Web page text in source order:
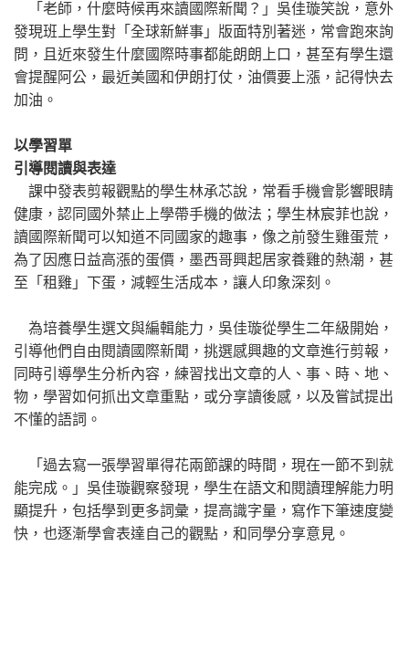
「老師，什麼時候再來讀國際新聞？」吳佳璇笑說，意外
發現班上學生對「全球新鮮事」版面特別著迷，常會跑來詢
問，且近來發生什麼國際時事都能朗朗上口，甚至有學生還
會提醒阿公，最近美國和伊朗打仗，油價要上漲，記得快去
加油。
以學習單
引導閱讀與表達
課中發表剪報觀點的學生林承芯說，常看手機會影響眼睛
健康，認同國外禁止上學帶手機的做法；學生林宸菲也說，
讀國際新聞可以知道不同國家的趣事，像之前發生雞蛋荒，
為了因應日益高漲的蛋價，墨西哥興起居家養雞的熱潮，甚
至「租雞」下蛋，減輕生活成本，讓人印象深刻。
為培養學生選文與編輯能力，吳佳璇從學生二年級開始，
引導他們自由閱讀國際新聞，挑選感興趣的文章進行剪報，
同時引導學生分析內容，練習找出文章的人、事、時、地、
物，學習如何抓出文章重點，或分享讀後感，以及嘗試提出
不懂的語詞。
「過去寫一張學習單得花兩節課的時間，現在一節不到就
能完成。」吳佳璇觀察發現，學生在語文和閱讀理解能力明
顯提升，包括學到更多詞彙，提高識字量，寫作下筆速度變
快，也逐漸學會表達自己的觀點，和同學分享意見。